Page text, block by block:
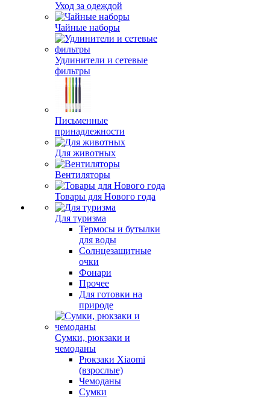
Уход за одеждой
Чайные наборы
Удлинители и сетевые
фильтры
Письменные
принадлежности
Для животных
Вентиляторы
Товары для Нового года
Для туризма
Термосы и бутылки
для воды
Солнцезащитные
очки
Фонари
Прочее
Для готовки на
природе
Сумки, рюкзаки и
чемоданы
Рюкзаки Xiaomi
(взрослые)
Чемоданы
Сумки